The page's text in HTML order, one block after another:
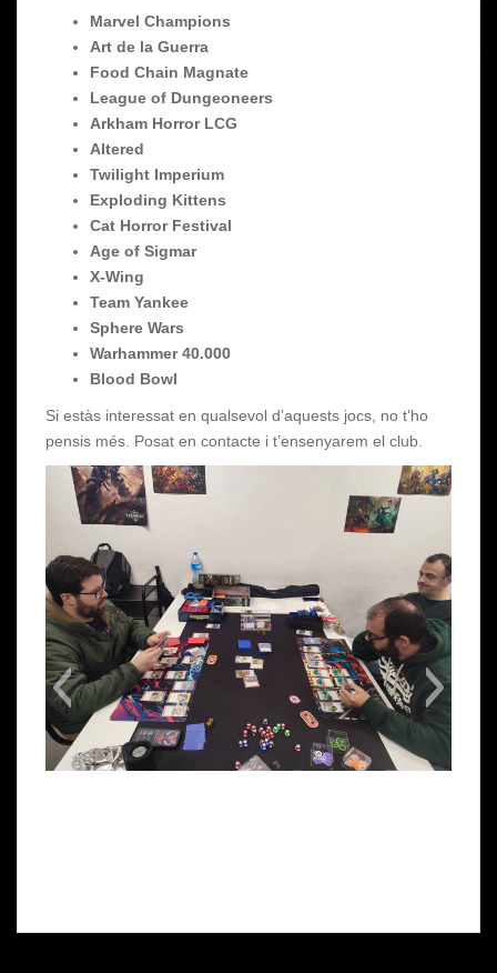
Marvel Champions
Art de la Guerra
Food Chain Magnate
League of Dungeoneers
Arkham Horror LCG
Altered
Twilight Imperium
Exploding Kittens
Cat Horror Festival
Age of Sigmar
X-Wing
Team Yankee
Sphere Wars
Warhammer 40.000
Blood Bowl
Si estàs interessat en qualsevol d’aquests jocs, no t’ho
pensis més. Posat en contacte i t’ensenyarem el club.